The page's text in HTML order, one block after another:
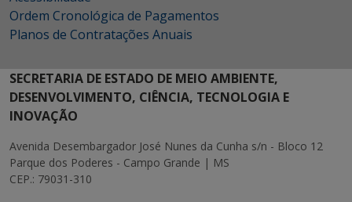
Ordem Cronológica de Pagamentos
Planos de Contratações Anuais
SECRETARIA DE ESTADO DE MEIO AMBIENTE,
DESENVOLVIMENTO, CIÊNCIA, TECNOLOGIA E
INOVAÇÃO
Avenida Desembargador José Nunes da Cunha s/n - Bloco 12
Parque dos Poderes - Campo Grande | MS
CEP.: 79031-310